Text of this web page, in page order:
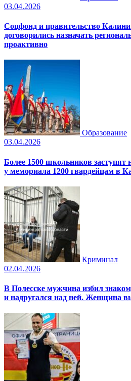
03.04.2026
Соцфонд и правительство
договорились назначать
проактивно
Образование
03.04.2026
Более 1500 школьников заступят
у мемориала 1200 гвардейцам в
Криминал
02.04.2026
В Полесске мужчина избил
и надругался над ней. Женщина